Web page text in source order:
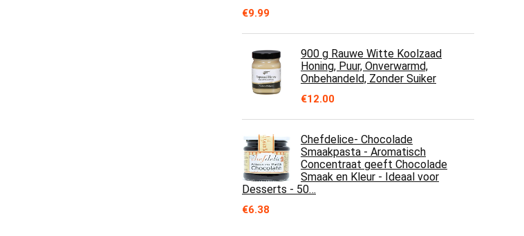
€9.99
900 g Rauwe Witte Koolzaad
Honing, Puur, Onverwarmd,
Onbehandeld, Zonder Suiker
€12.00
Chefdelice- Chocolade
Smaakpasta - Aromatisch
Concentraat geeft Chocolade
Smaak en Kleur - Ideaal voor
Desserts - 50…
€6.38